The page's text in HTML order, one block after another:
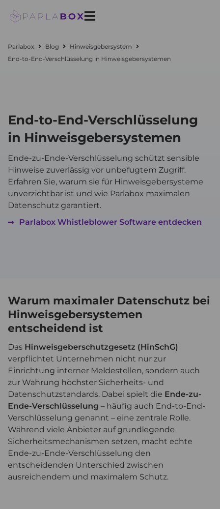
Inhalt
Parlabox Blog
Hinweisgebersystem
End-to-End-Verschlüsselung in Hinweisgebersystemen
End-to-End-Verschlüsselung
in Hinweisgebersystemen
Ende-zu-Ende-Verschlüsselung schützt sensible
Hinweise zuverlässig vor unbefugtem Zugriff.
Erfahren Sie, warum sie für Hinweisgebersysteme
unverzichtbar ist und wie Parlabox maximalen
Datenschutz garantiert.
Parlabox Whistleblower Software entdecken
Warum maximaler Datenschutz bei
Hinweisgebersystemen
entscheidend ist
Das Hinweisgeberschutzgesetz (HinSchG)
verpflichtet Unternehmen nicht nur zur
Einrichtung interner Meldestellen, sondern auch
zur Wahrung höchster Sicherheits- und
Datenschutzstandards. Dabei spielt die Ende-zu-
Ende-Verschlüsselung – häufig auch End-to-End-
Verschlüsselung genannt – eine zentrale Rolle.
Während viele Anbieter auf grundlegende
Sicherheitsmechanismen setzen, macht echte
Ende-zu-Ende-Verschlüsselung den
entscheidenden Unterschied zwischen
ausreichendem und maximalem Schutz.